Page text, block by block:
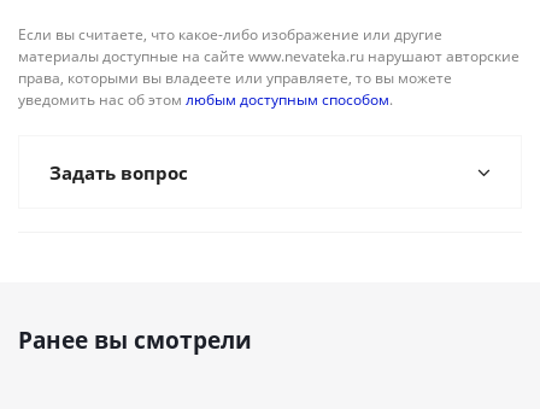
Если вы считаете, что какое-либо изображение или другие
материалы доступные на сайте www.nevateka.ru нарушают авторские
права, которыми вы владеете или управляете, то вы можете
уведомить нас об этом любым доступным способом.
Задать вопрос
Ранее вы смотрели